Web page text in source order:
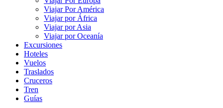
Viajar Por América
Viajar por África
Viajar por Asia
Viajar por Oceanía
Excursiones
Hoteles
Vuelos
Traslados
Cruceros
Tren
Guías